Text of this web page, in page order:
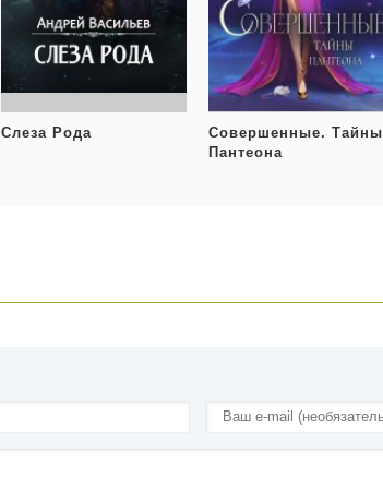
Слеза Рода
Совершенные. Тайны
Пантеона